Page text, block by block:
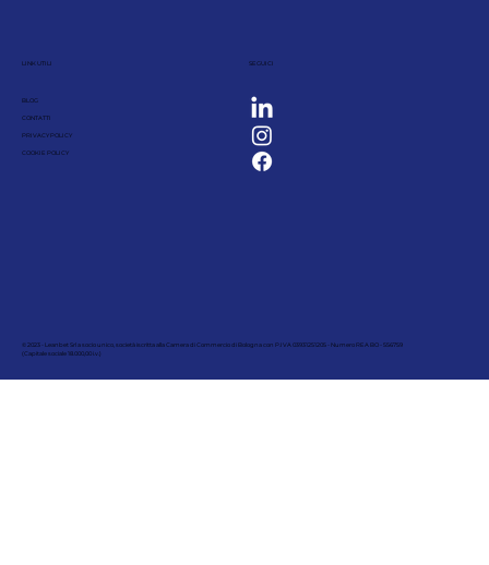
LINK UTILI
BLOG
CONTATTI
PRIVACY POLICY
COOKIE POLICY
SEGUICI
© 2023 - Leanbet Srl a socio unico, società iscritta alla Camera di Commercio di Bologna con P.IVA 03931251205 - Numero REA BO - 556759
(Capitale sociale 18.000,00 i.v.)